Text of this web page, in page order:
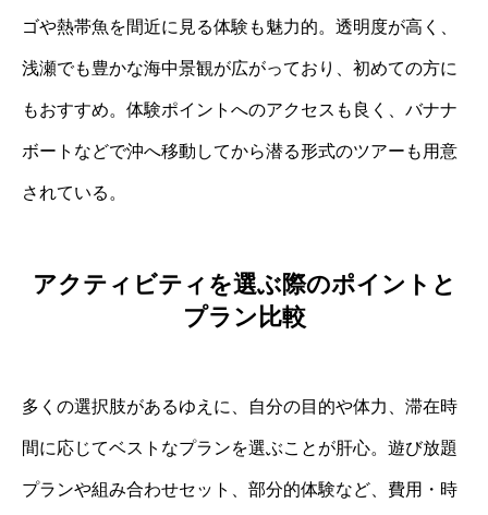
ゴや熱帯魚を間近に見る体験も魅力的。透明度が高く、
浅瀬でも豊かな海中景観が広がっており、初めての方に
もおすすめ。体験ポイントへのアクセスも良く、バナナ
ボートなどで沖へ移動してから潜る形式のツアーも用意
されている。
アクティビティを選ぶ際のポイントと
プラン比較
多くの選択肢があるゆえに、自分の目的や体力、滞在時
間に応じてベストなプランを選ぶことが肝心。遊び放題
プランや組み合わせセット、部分的体験など、費用・時